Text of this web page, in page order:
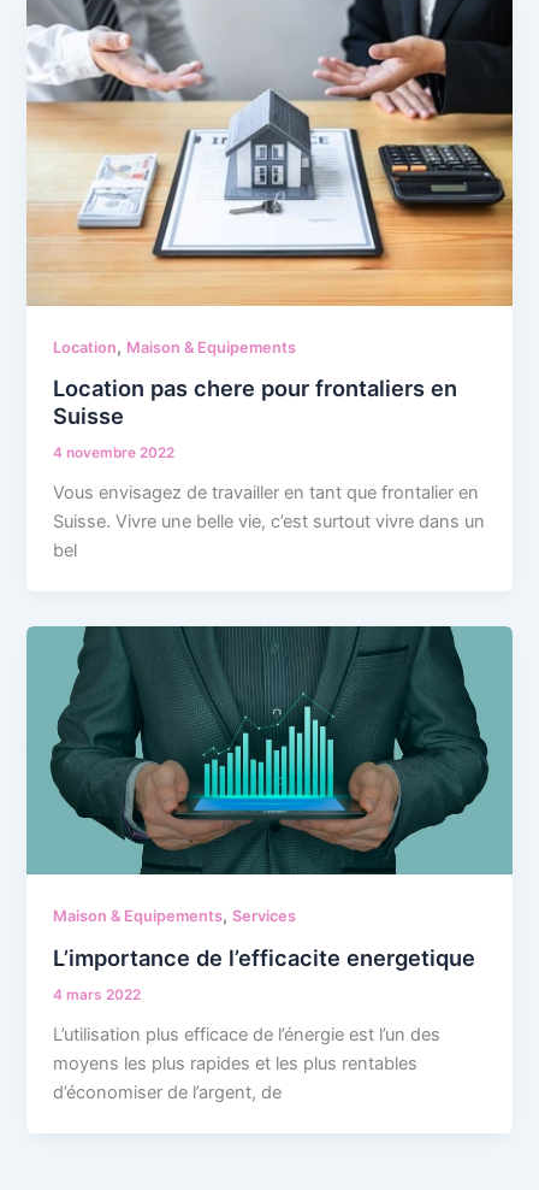
Location, Maison & Equipements
Location pas chere pour frontaliers en
Suisse
4 novembre 2022
Vous envisagez de travailler en tant que frontalier en
Suisse. Vivre une belle vie, c’est surtout vivre dans un
bel
Maison & Equipements,Services
L’importance de l’efficacite energetique
4 mars 2022
L’utilisation plus efficace de l’énergie est l’un des
moyens les plus rapides et les plus rentables
d’économiser de l’argent, de